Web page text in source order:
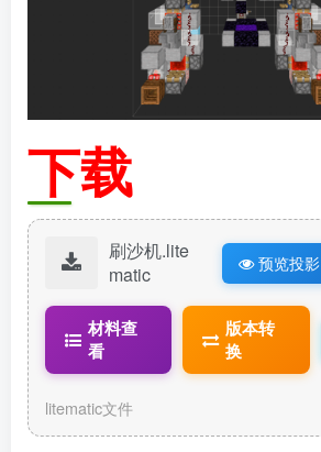
下载
刷沙机.lite
matic
预览投影
材料查
看
版本转
换
litematic文件